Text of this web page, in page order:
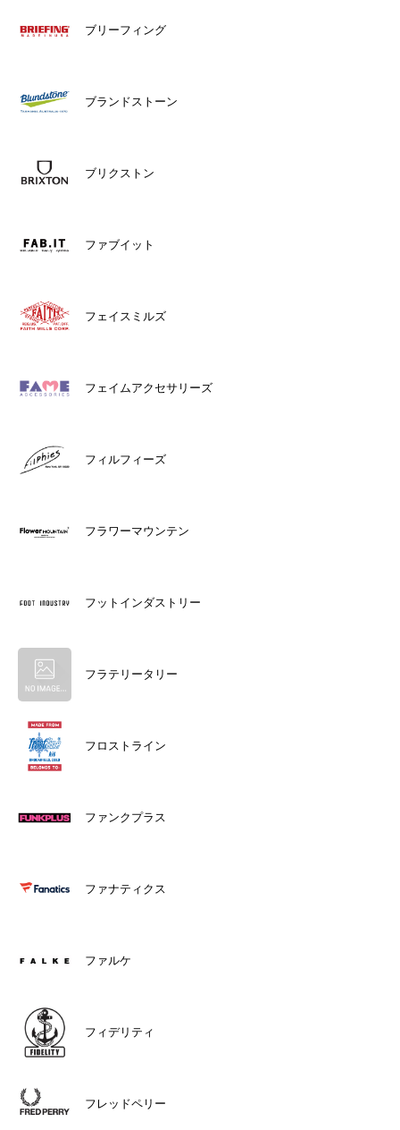
ブリーフィング
ブランドストーン
ブリクストン
ファブイット
フェイスミルズ
フェイムアクセサリーズ
フィルフィーズ
フラワーマウンテン
フットインダストリー
フラテリータリー
フロストライン
ファンクプラス
ファナティクス
ファルケ
フィデリティ
フレッドペリー